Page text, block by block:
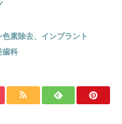
素除去、インプラント
歯科